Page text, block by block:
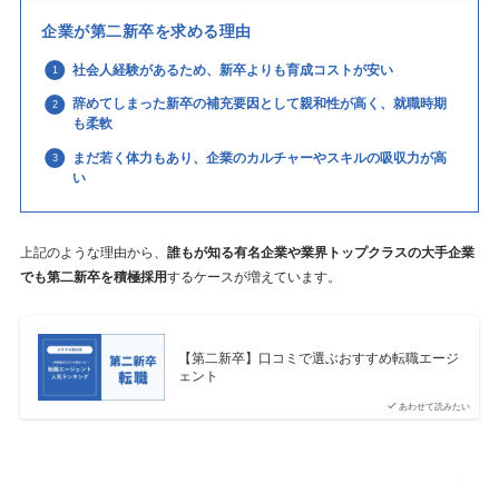
企業が第二新卒を求める理由
社会人経験があるため、新卒よりも育成コストが安い
辞めてしまった新卒の補充要因として親和性が高く、就職時期
も柔軟
まだ若く体力もあり、企業のカルチャーやスキルの吸収力が高
い
上記のような理由から、 誰もが知る有名企業や業界トップクラスの大手企業
でも第二新卒を積極採用するケースが増えています。
あわせて読みたい
【第二新卒】口コミで選ぶおすすめ転職エージ
ェント